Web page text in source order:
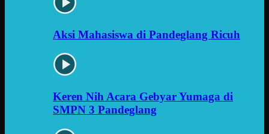
Aksi Mahasiswa di Pandeglang Ricuh
Keren Nih Acara Gebyar Yumaga di
SMPN 3 Pandeglang